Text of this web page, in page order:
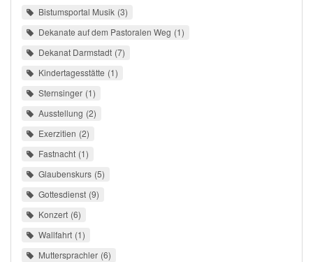
Bistumsportal Musik 3
Dekanate auf dem Pastoralen Weg 1
Dekanat Darmstadt 7
Kindertagesstätte 1
Sternsinger 1
Ausstellung 2
Exerzitien 2
Fastnacht 1
Glaubenskurs 5
Gottesdienst 9
Konzert 6
Wallfahrt 1
Muttersprachler 6